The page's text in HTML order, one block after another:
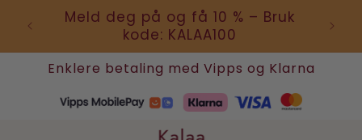
videre til
innholdet
Meld deg på og få 10 % – Bruk
kode: KALAA100
Enklere betaling med Vipps og Klarna